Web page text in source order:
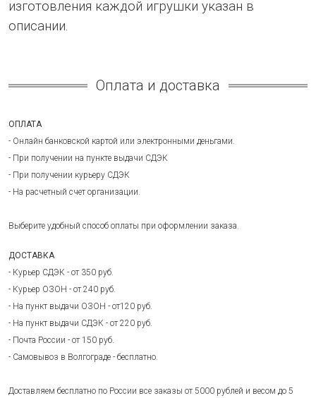
изготовления каждой игрушки указан в
описании.
Оплата и доставка
ОПЛАТА
- Онлайн банковской картой или электронными деньгами.
- При получении на пункте выдачи СДЭК
- При получении курьеру СДЭК
- На расчетный счет организации.
Выберите удобный способ оплаты при оформлении заказа.
ДОСТАВКА
- Курьер СДЭК - от 350 руб.
- Курьер ОЗОН - от 240 руб.
- На пункт выдачи ОЗОН - от120 руб.
- На пункт выдачи СДЭК - от 220 руб.
- Почта России - от 150 руб.
- Самовывоз в Волгограде - бесплатно.
Доставляем бесплатно по России все заказы от 5000 рублей и весом до 5